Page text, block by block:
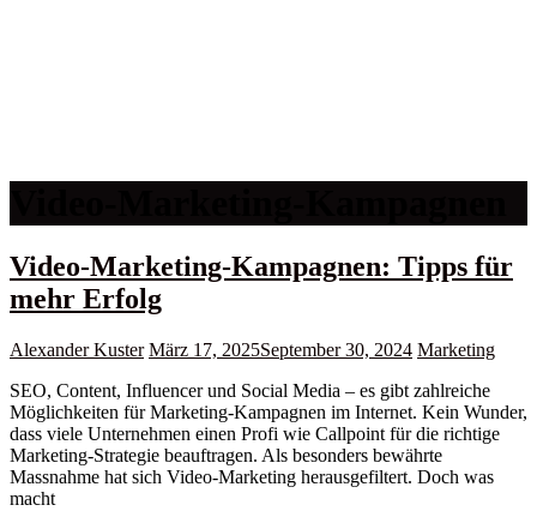
Video-Marketing-Kampagnen: Tipps für
mehr Erfolg
Alexander Kuster März 17, 2025September 30, 2024 Marketing
SEO, Content, Influencer und Social Media – es gibt zahlreiche
Möglichkeiten für Marketing-Kampagnen im Internet. Kein Wunder,
dass viele Unternehmen einen Profi wie Callpoint für die richtige
Marketing-Strategie beauftragen. Als besonders bewährte
Massnahme hat sich Video-Marketing herausgefiltert. Doch was
macht